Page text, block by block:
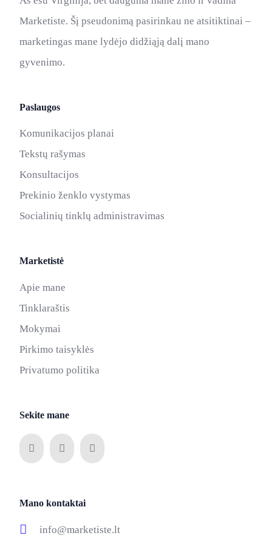
Marketiste. Šį pseudonimą pasirinkau ne atsitiktinai –
marketingas mane lydėjo didžiąją dalį mano
gyvenimo.
Paslaugos
Komunikacijos planai
Tekstų rašymas
Konsultacijos
Prekinio ženklo vystymas
Socialinių tinklų administravimas
Marketistė
Apie mane
Tinklaraštis
Mokymai
Pirkimo taisyklės
Privatumo politika
Sekite mane
Mano kontaktai
info@marketiste.lt